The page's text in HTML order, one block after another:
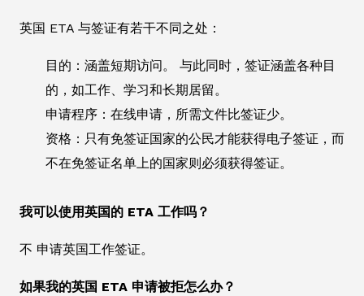
英国 ETA 与签证有若干不同之处：
目的：涵盖短期访问。 与此同时，签证涵盖各种目
的，如工作、学习和长期居留。
申请程序：在线申请，所需文件比签证少。
资格：只有免签证国家的公民才能获得电子签证，而
不在免签证名单上的国家则必须获得签证。
我可以使用英国的 ETA 工作吗？
不 申请英国工作签证。
如果我的英国 ETA 申请被拒怎么办？